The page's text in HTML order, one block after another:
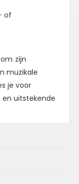
of
zijn
muzikale
je voor
en uitstekende